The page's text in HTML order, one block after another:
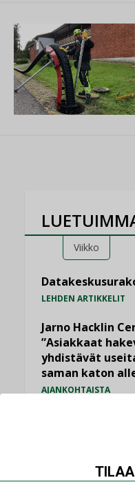
Viikko
LEHDEN ARTIKKELIT
Jarno Hacklin
”Asiakkaat
yhdistävät
saman katon
AJANKOHTAISTA
Sähköistyminen